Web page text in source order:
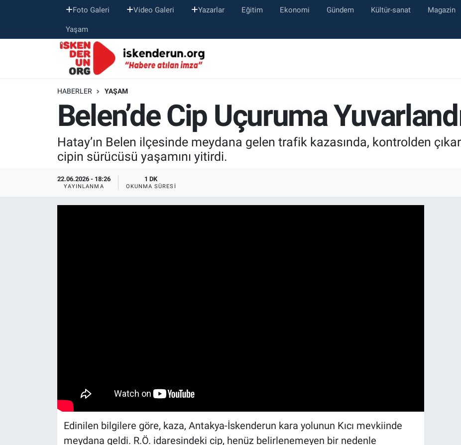
Foto Galeri Video Galeri Yazarlar Eğitim Ekonomi Gündem Kültür-sanat Magazin
Yaşam
HABERLER YAŞAM
Belen’de Cip Uçuruma
Hatay’ın Belen ilçesinde meydana gelen trafik kazasında, kontrolden
cipin sürücüsü yaşamını yitirdi.
22.06.2026 - 18:26
YAYINLANMA
1 DK
OKUNMA SÜRESI
Edinilen bilgilere göre, kaza, Antakya-İskenderun kara yolunun Kıcı mevkiinde
meydana geldi. R.Ö. idaresindeki cip, henüz belirlenemeyen bir nedenle